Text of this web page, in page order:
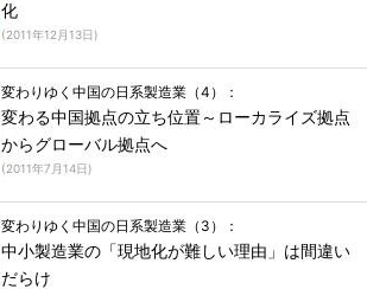
化
(2011年12月13日)
変わりゆく中国の日系製造業（4）：
変わる中国拠点の立ち位置～ローカライズ拠点
からグローバル拠点へ
(2011年7月14日)
変わりゆく中国の日系製造業（3）：
中小製造業の「現地化が難しい理由」は間違い
だらけ